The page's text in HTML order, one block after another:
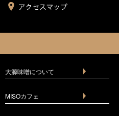
大源味噌について
MISOカフェ